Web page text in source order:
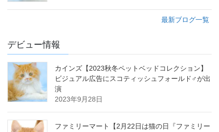
最新ブログ一覧
デビュー情報
カインズ【2023秋冬ペットベッドコレクション】
ビジュアル広告にスコティッシュフォールド♂が出
演
2023年9月28日
ファミリーマート【2月22日は猫の日『ファミリー